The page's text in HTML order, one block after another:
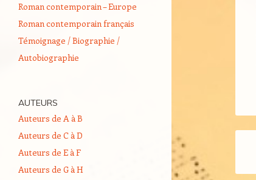
Roman contemporain – Europe
Roman contemporain français
Témoignage / Biographie /
Autobiographie
AUTEURS
Auteurs de A à B
Auteurs de C à D
Auteurs de E à F
Auteurs de G à H